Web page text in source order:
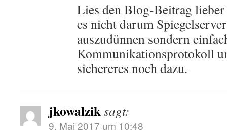
Lies den Blog-Beitrag
es nicht darum
auszudünnen sondern
Kommunikationsprotokoll
sichereres noch dazu.
jkowalziksagt:
9. Mai 2017 um 10:48